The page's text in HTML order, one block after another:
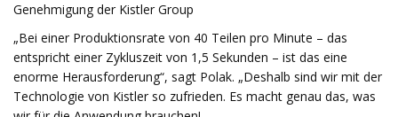
Genehmigung der Kistler Group
„Bei einer Produktionsrate von 40 Teilen pro Minute – das
entspricht einer Zykluszeit von 1,5 Sekunden – ist das eine
enorme Herausforderung“, sagt Polak. „Deshalb sind wir mit der
Technologie von Kistler so zufrieden. Es macht genau das, was